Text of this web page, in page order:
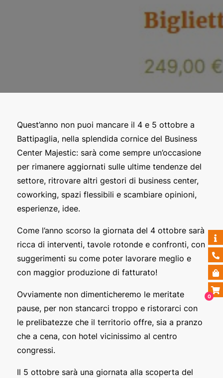
0
Quest’anno non puoi mancare il 4 e 5 ottobre a
Battipaglia, nella splendida cornice del Business
Center Majestic: sarà come sempre un’occasione
per rimanere aggiornati sulle ultime tendenze del
settore, ritrovare altri gestori di business center,
coworking, spazi flessibili e scambiare opinioni,
esperienze, idee.
Come l’anno scorso la giornata del 4 ottobre sarà
ricca di interventi, tavole rotonde e confronti, con
suggerimenti su come poter lavorare meglio e
con maggior produzione di fatturato!
Ovviamente non dimenticheremo le meritate
pause, per non stancarci troppo e ristorarci con
le prelibatezze che il territorio offre, sia a pranzo
che a cena, con hotel vicinissimo al centro
congressi.
Il 5 ottobre sarà una giornata alla scoperta del